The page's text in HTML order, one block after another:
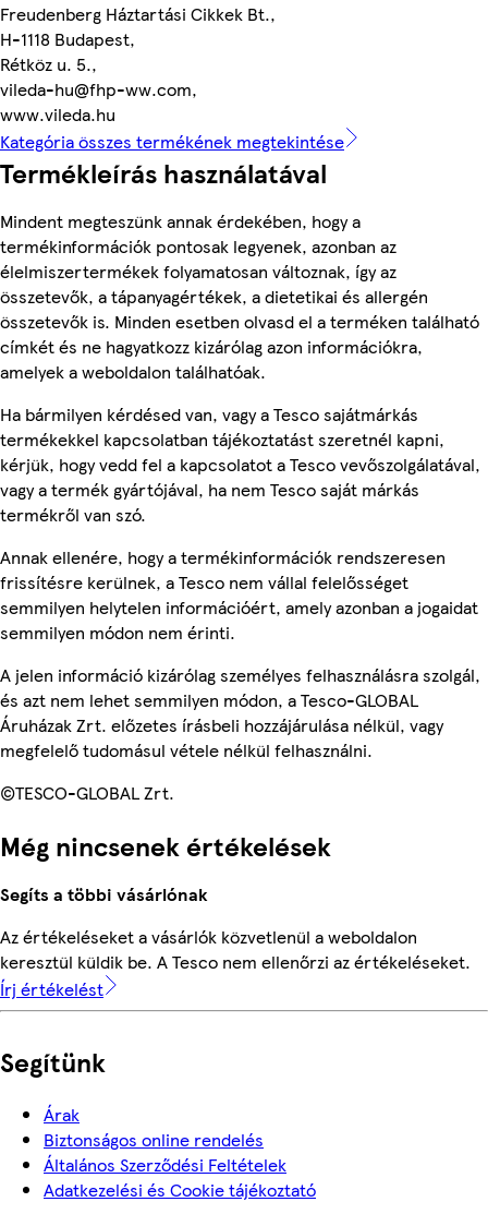
Freudenberg Háztartási Cikkek Bt.,
H-1118 Budapest,
Rétköz u. 5.,
vileda-hu@fhp-ww.com,
www.vileda.hu
Kategória összes termékének megtekintése
Termékleírás használatával
Mindent megteszünk annak érdekében, hogy a
termékinformációk pontosak legyenek, azonban az
élelmiszertermékek folyamatosan változnak, így az
összetevők, a tápanyagértékek, a dietetikai és allergén
összetevők is. Minden esetben olvasd el a terméken található
címkét és ne hagyatkozz kizárólag azon információkra,
amelyek a weboldalon találhatóak.
Ha bármilyen kérdésed van, vagy a Tesco sajátmárkás
termékekkel kapcsolatban tájékoztatást szeretnél kapni,
kérjük, hogy vedd fel a kapcsolatot a Tesco vevőszolgálatával,
vagy a termék gyártójával, ha nem Tesco saját márkás
termékről van szó.
Annak ellenére, hogy a termékinformációk rendszeresen
frissítésre kerülnek, a Tesco nem vállal felelősséget
semmilyen helytelen információért, amely azonban a jogaidat
semmilyen módon nem érinti.
A jelen információ kizárólag személyes felhasználásra szolgál,
és azt nem lehet semmilyen módon, a Tesco-GLOBAL
Áruházak Zrt. előzetes írásbeli hozzájárulása nélkül, vagy
megfelelő tudomásul vétele nélkül felhasználni.
©TESCO-GLOBAL Zrt.
Még nincsenek értékelések
Segíts a többi vásárlónak
Az értékeléseket a vásárlók közvetlenül a weboldalon
keresztül küldik be. A Tesco nem ellenőrzi az értékeléseket.
Írj értékelést
Segítünk
Árak
Biztonságos online rendelés
Általános Szerződési Feltételek
Adatkezelési és Cookie tájékoztató